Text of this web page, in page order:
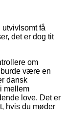
få
det er dog tit
om
være en
dansk
mellem
love. Det er
hvis du møder